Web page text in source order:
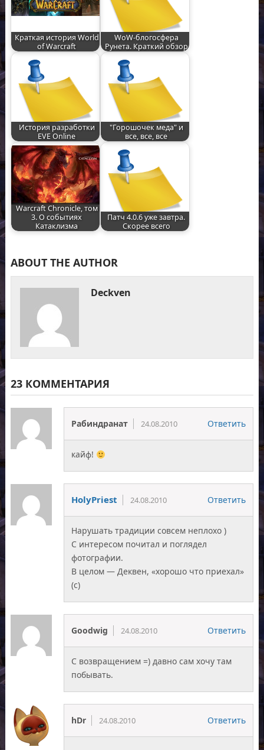
Краткая история World
of Warcraft
WoW-блогосфера
Рунета. Краткий обзор
История разработки
EVE Online
"Горошочек меда" и
все, все, все
Warcraft Chronicle, том
3. О событиях
Катаклизма
Патч 4.0.6 уже завтра.
Скорее всего
ABOUT THE AUTHOR
Deckven
23 КОММЕНТАРИЯ
Рабиндранат 24.08.2010 Ответить
кайф!
HolyPriest 24.08.2010 Ответить
Нарушать традиции совсем неплохо )
С интересом почитал и поглядел
фотографии.
В целом — Деквен, «хорошо что приехал»
(с)
Goodwig 24.08.2010 Ответить
С возвращением =) давно сам хочу там
побывать.
hDr 24.08.2010 Ответить